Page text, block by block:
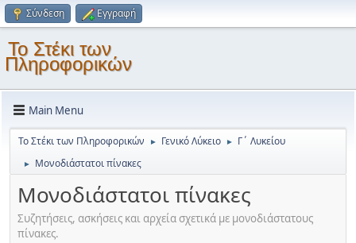
Σύνδεση Εγγραφή
Το Στέκι των
Πληροφορικών
Main Menu
Το Στέκι των Πληροφορικών ► Γενικό Λύκειο ► Γ΄ Λυκείου
► Μονοδιάστατοι πίνακες
Μονοδιάστατοι πίνακες
Συζητήσεις, ασκήσεις και αρχεία σχετικά με μονοδιάστατους
πίνακες.